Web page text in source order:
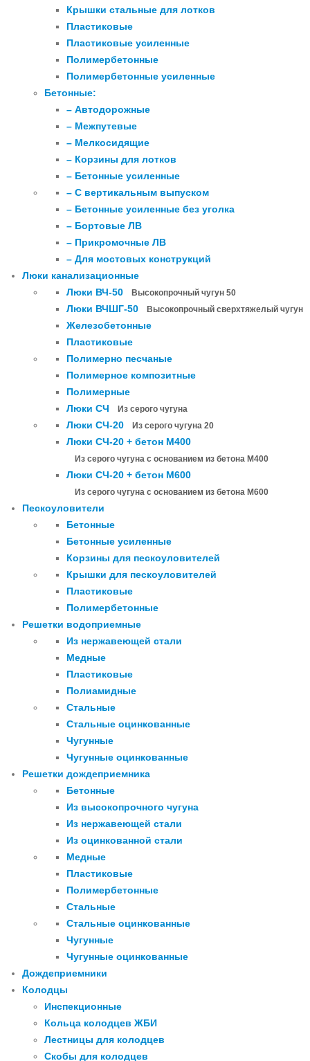
Крышки стальные для лотков
Пластиковые
Пластиковые усиленные
Полимербетонные
Полимербетонные усиленные
Бетонные:
– Автодорожные
– Межпутевые
– Мелкосидящие
– Корзины для лотков
– Бетонные усиленные
– С вертикальным выпуском
– Бетонные усиленные без уголка
– Бортовые ЛВ
– Прикромочные ЛВ
– Для мостовых конструкций
Люки канализационные
Люки ВЧ-50
Высокопрочный чугун 50
Люки ВЧШГ-50 Высокопрочный сверхтяжелый чугун
Железобетонные
Пластиковые
Полимерно песчаные
Полимерное композитные
Полимерные
Люки СЧ
Из серого чугуна
Люки СЧ-20 Из серого чугуна 20
Люки СЧ-20 + бетон М400
Из серого чугуна с основанием из бетона М400
Люки СЧ-20 + бетон М600
Из серого чугуна с основанием из бетона М600
Пескоуловители
Бетонные
Бетонные усиленные
Корзины для пескоуловителей
Крышки для пескоуловителей
Пластиковые
Полимербетонные
Решетки водоприемные
Из нержавеющей стали
Медные
Пластиковые
Полиамидные
Стальные
Стальные оцинкованные
Чугунные
Чугунные оцинкованные
Решетки дождеприемника
Бетонные
Из высокопрочного чугуна
Из нержавеющей стали
Из оцинкованной стали
Медные
Пластиковые
Полимербетонные
Стальные
Стальные оцинкованные
Чугунные
Чугунные оцинкованные
Дождеприемники
Колодцы
Инспекционные
Кольца колодцев ЖБИ
Лестницы для колодцев
Скобы для колодцев